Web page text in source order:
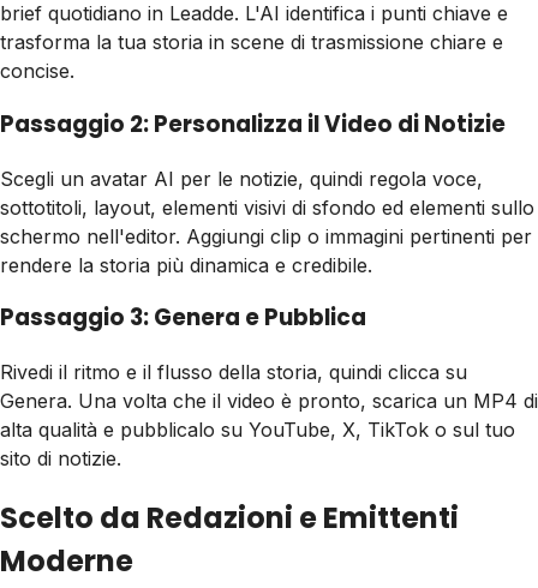
brief quotidiano in Leadde. L'AI identifica i punti chiave e
trasforma la tua storia in scene di trasmissione chiare e
concise.
Passaggio 2: Personalizza il Video di Notizie
Scegli un avatar AI per le notizie, quindi regola voce,
sottotitoli, layout, elementi visivi di sfondo ed elementi sullo
schermo nell'editor. Aggiungi clip o immagini pertinenti per
rendere la storia più dinamica e credibile.
Passaggio 3: Genera e Pubblica
Rivedi il ritmo e il flusso della storia, quindi clicca su
Genera. Una volta che il video è pronto, scarica un MP4 di
alta qualità e pubblicalo su YouTube, X, TikTok o sul tuo
sito di notizie.
Scelto da Redazioni e Emittenti
Moderne